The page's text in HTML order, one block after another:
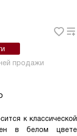
продажи
к классической
в белом цвете